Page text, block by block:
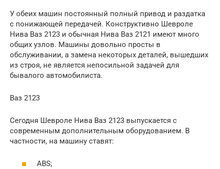
У обеих машин постоянный полный привод и раздатка
с понижающей передачей. Конструктивно Шевроле
Нива Ваз 2123 и обычная Нива Ваз 2121 имеют много
общих узлов. Машины довольно просты в
обслуживании, а замена некоторых деталей, вышедших
из строя, не является непосильной задачей для
бывалого автомобилиста.
Ваз 2123
Сегодня Шевроле Нива Ваз 2123 выпускается с
современным дополнительным оборудованием. В
частности, на машину ставят:
ABS;